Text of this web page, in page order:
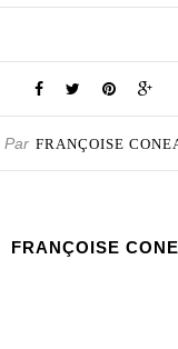
Par FRANÇOISE
FRANÇOISE